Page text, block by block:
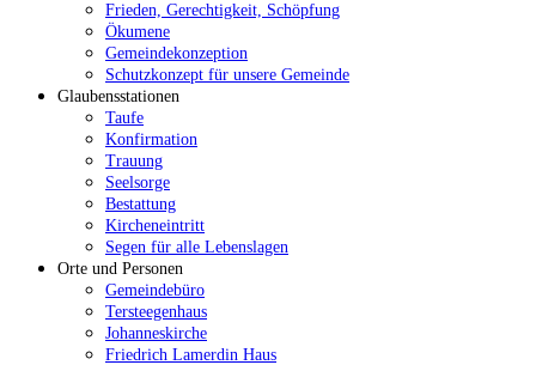
Frieden, Gerechtigkeit, Schöpfung
Ökumene
Gemeindekonzeption
Schutzkonzept für unsere Gemeinde
Glaubensstationen
Taufe
Konfirmation
Trauung
Seelsorge
Bestattung
Kircheneintritt
Segen für alle Lebenslagen
Orte und Personen
Gemeindebüro
Tersteegenhaus
Johanneskirche
Friedrich Lamerdin Haus